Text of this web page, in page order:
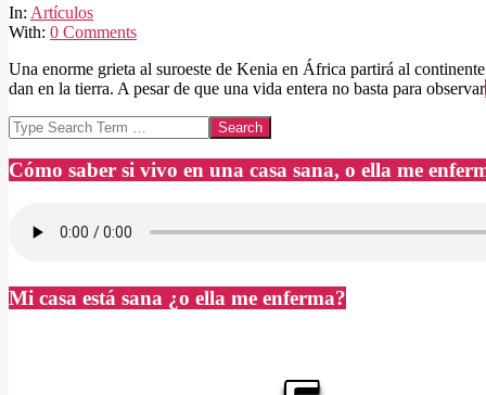
14
In: Artículos
With: 0 Comments
Una enorme grieta al suroeste de Kenia en África partirá al
dan en la tierra. A pesar de que una vida entera no basta para observar
Search
Cómo saber si vivo en una casa sana, o ella me
Mi casa está sana ¿o ella me enferma?